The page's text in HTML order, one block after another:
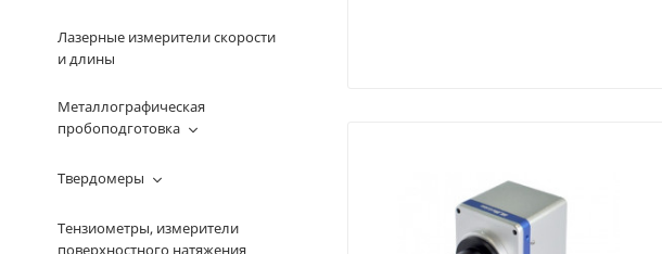
Лазерные измерители скорости
и длины
Металлографическая
пробоподготовка
Твердомеры
Тензиометры, измерители
поверхностного натяжения